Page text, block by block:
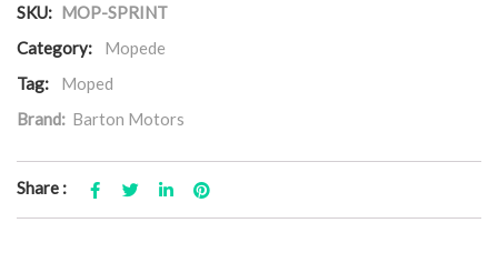
SKU: MOP-SPRINT
Category:
Mopede
Tag:
Moped
Brand: Barton Motors
Share :